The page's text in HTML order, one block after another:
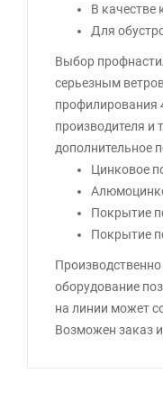
В качестве
Для
Выбор
серьезным
профилирования
производителя и
дополнительное
Цинковое
Покрытие
Покрытие
оборудование
на линии может
Возможен заказ